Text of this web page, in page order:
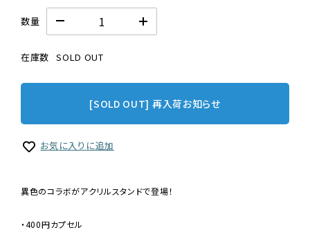
数量
在庫数 SOLD OUT
[SOLD OUT] 再入荷お知らせ
お気に入りに追加
異色のコラボがアクリルスタンドで登場！
・400円カプセル